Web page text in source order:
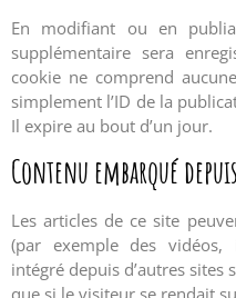
En modifiant ou en
supplémentaire sera
cookie ne comprend
simplement l’ID de la
Il expire au bout d’un jour.
Contenu embarqué
Les articles de ce site
(par exemple des vidéos,
intégré depuis d’autres
que si le visiteur se rendait